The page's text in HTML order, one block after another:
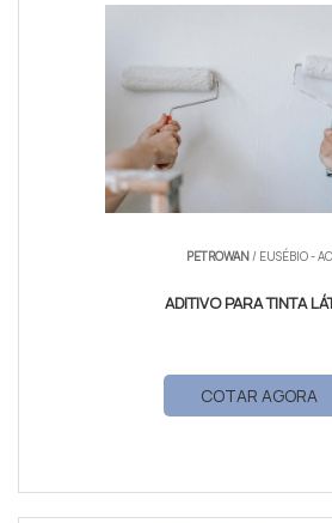
PETROWAN/ EUSÉBIO - AC
ADITIVO PARA TINTA
COTAR AGORA